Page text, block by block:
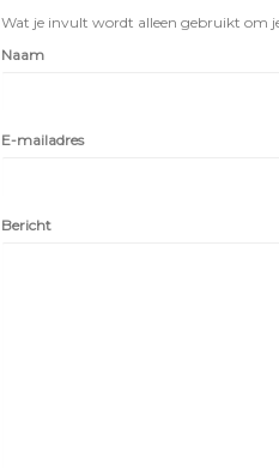
Wat je invult wordt alleen gebruikt om
Naam
E-mailadres
Bericht